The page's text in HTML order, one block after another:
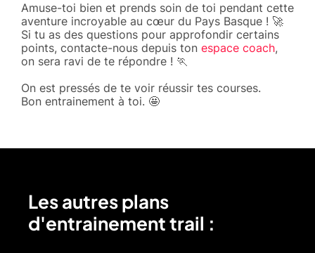
Amuse-toi bien et prends soin de toi pendant cette
aventure incroyable au cœur du Pays Basque ! 🚀
Si tu as des questions pour approfondir certains
points, contacte-nous depuis ton espace coach,
on sera ravi de te répondre ! 🏃
On est pressés de te voir réussir tes courses.
Bon entrainement à toi. 🤩
Les autres plans
d'entrainement trail :